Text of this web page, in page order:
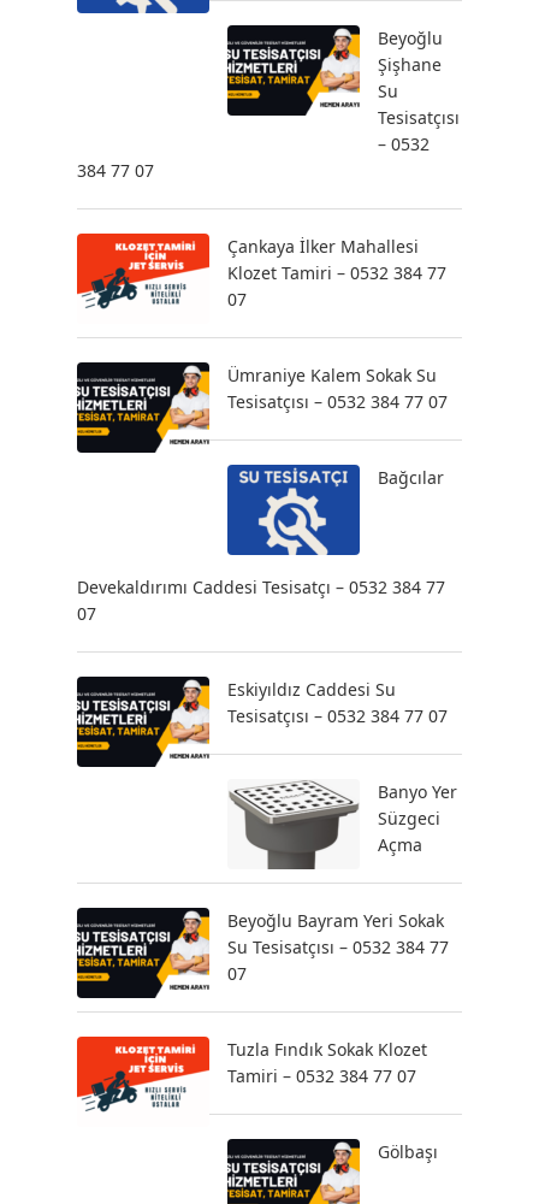
Beyoğlu
Şişhane
Su
Tesisatçısı
– 0532
384 77 07
Çankaya İlker Mahallesi
Klozet Tamiri – 0532 384 77
07
Ümraniye Kalem Sokak Su
Tesisatçısı – 0532 384 77 07
Bağcılar
Devekaldırımı Caddesi Tesisatçı – 0532 384 77
07
Eskiyıldız Caddesi Su
Tesisatçısı – 0532 384 77 07
Banyo Yer
Süzgeci
Açma
Beyoğlu Bayram Yeri Sokak
Su Tesisatçısı – 0532 384 77
07
Tuzla Fındık Sokak Klozet
Tamiri – 0532 384 77 07
Gölbaşı